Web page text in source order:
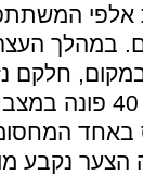
אלפי
חלקם
החולים. גבר כבן 40
באחד
הצער נקבע